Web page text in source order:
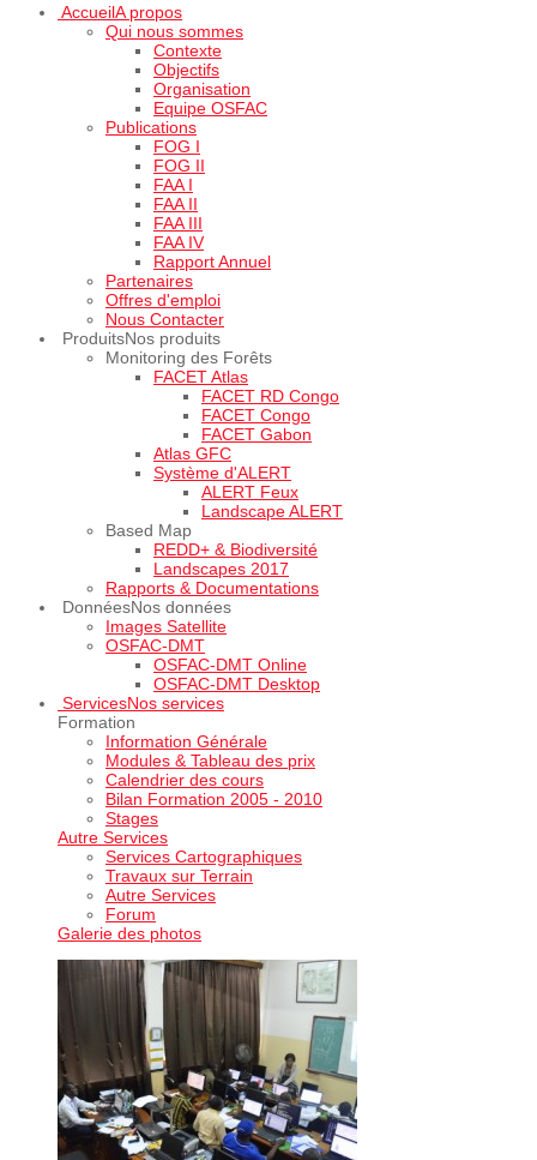
AccueilA propos
Qui nous sommes
Contexte
Objectifs
Organisation
Equipe OSFAC
Publications
FOG I
FOG II
FAA I
FAA II
FAA III
FAA IV
Rapport Annuel
Partenaires
Offres d'emploi
Nous Contacter
ProduitsNos produits
Monitoring des Forêts
FACET Atlas
FACET RD Congo
FACET Congo
FACET Gabon
Atlas GFC
Système d'ALERT
ALERT Feux
Landscape ALERT
Based Map
REDD+ & Biodiversité
Landscapes 2017
Rapports & Documentations
DonnéesNos données
Images Satellite
OSFAC-DMT
OSFAC-DMT Online
OSFAC-DMT Desktop
ServicesNos services
Formation
Information Générale
Modules & Tableau des prix
Calendrier des cours
Bilan Formation 2005 - 2010
Stages
Autre Services
Services Cartographiques
Travaux sur Terrain
Autre Services
Forum
Galerie des photos